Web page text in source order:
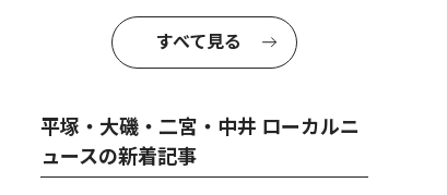
すべて見る
平塚・大磯・二宮・中井 ローカルニ
ュースの新着記事